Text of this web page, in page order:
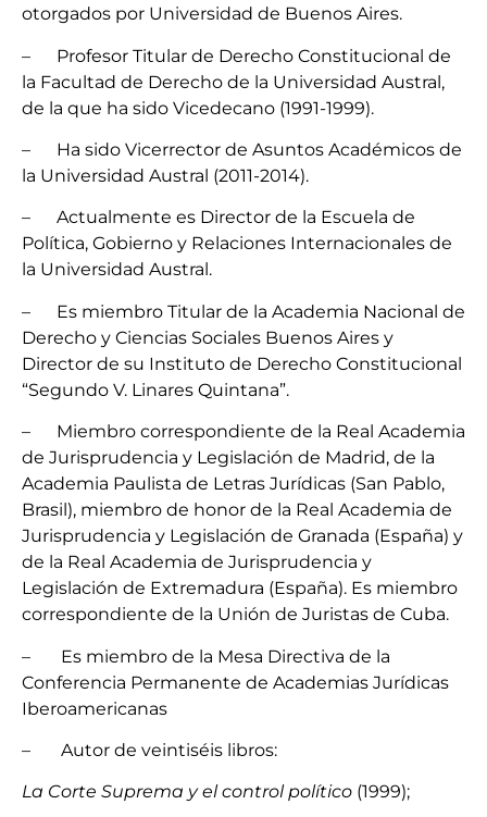
otorgados por Universidad de Buenos Aires.
– Profesor Titular de Derecho Constitucional de
la Facultad de Derecho de la Universidad Austral,
de la que ha sido Vicedecano (1991-1999).
– Ha sido Vicerrector de Asuntos Académicos de
la Universidad Austral (2011-2014).
– Actualmente es Director de la Escuela de
Política, Gobierno y Relaciones Internacionales de
la Universidad Austral.
– Es miembro Titular de la Academia Nacional de
Derecho y Ciencias Sociales Buenos Aires y
Director de su Instituto de Derecho Constitucional
“Segundo V. Linares Quintana”.
– Miembro correspondiente de la Real Academia
de Jurisprudencia y Legislación de Madrid, de la
Academia Paulista de Letras Jurídicas (San Pablo,
Brasil), miembro de honor de la Real Academia de
Jurisprudencia y Legislación de Granada (España) y
de la Real Academia de Jurisprudencia y
Legislación de Extremadura (España). Es miembro
correspondiente de la Unión de Juristas de Cuba.
– Es miembro de la Mesa Directiva de la
Conferencia Permanente de Academias Jurídicas
Iberoamericanas
– Autor de veintiséis libros:
La Corte Suprema y el control político (1999);